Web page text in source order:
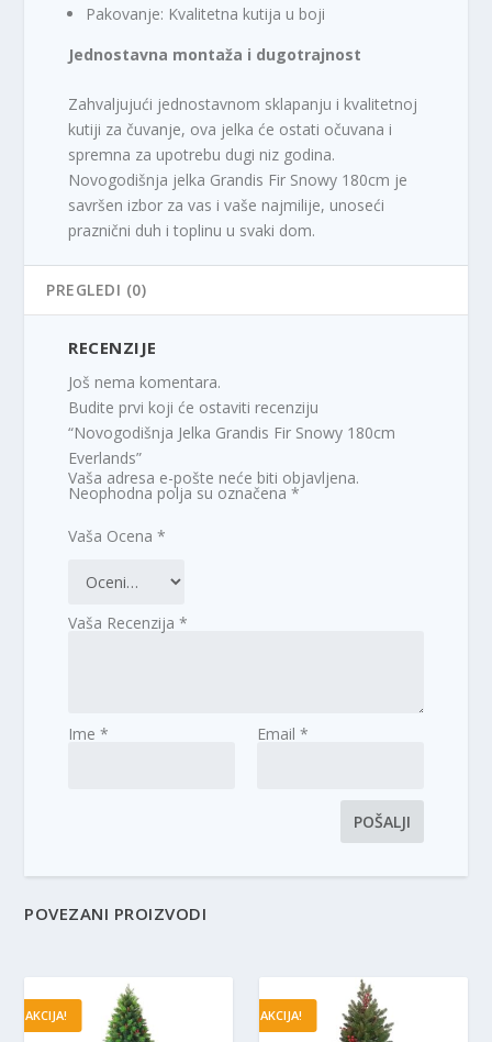
Pakovanje: Kvalitetna kutija u boji
Jednostavna montaža i dugotrajnost
Zahvaljujući jednostavnom sklapanju i kvalitetnoj
kutiji za čuvanje, ova jelka će ostati očuvana i
spremna za upotrebu dugi niz godina.
Novogodišnja jelka Grandis Fir Snowy 180cm je
savršen izbor za vas i vaše najmilije, unoseći
praznični duh i toplinu u svaki dom.
PREGLEDI (0)
RECENZIJE
Još nema komentara.
Budite prvi koji će ostaviti recenziju
“Novogodišnja Jelka Grandis Fir Snowy 180cm
Everlands”
Vaša adresa e-pošte neće biti objavljena.
Neophodna polja su označena*
Vaša Ocena*
Vaša Recenzija*
Ime* Email *
POVEZANI PROIZVODI
AKCIJA! AKCIJA!